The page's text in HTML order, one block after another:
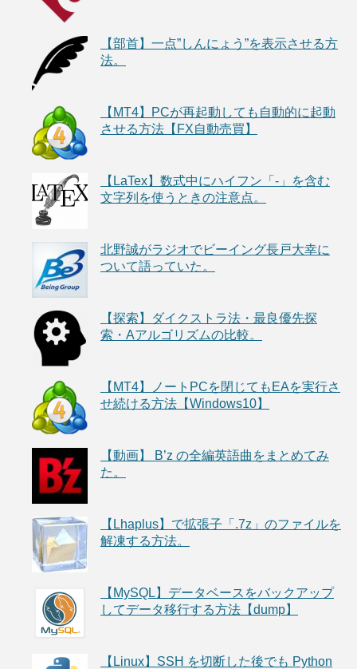
【部首】一点”しんにょう”を表示させる方
法。
【MT4】PCが再起動しても自動的に起動
させる方法【FX自動売買】
【LaTex】数式中にハイフン「-」を含む
文字列を使うときの注意点。
北野誠がラジオでビーイング長戸大幸に
ついて語っていた。
【探索】ダイクストラ法・最良優先探
索・Aアルゴリズムの比較。
【MT4】ノートPCを閉じてもEAを実行さ
せ続ける方法【Windows10】
【動画】 B’z の全編英語曲をまとめてみ
た。
【Lhaplus】で拡張子「.7z」のファイルを
解凍する方法。
【MySQL】データベースをバックアップ
してデータ移行する方法【dump】
【Linux】SSH を切断した後でも Python